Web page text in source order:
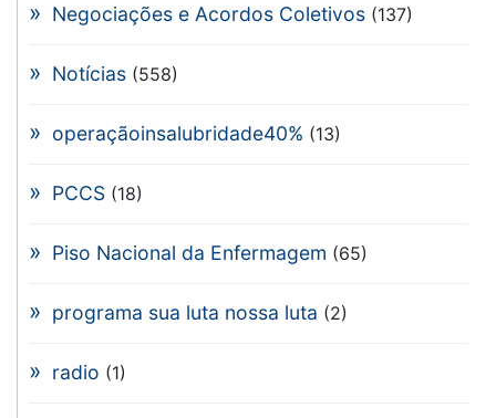
Negociações e Acordos Coletivos (137)
Notícias (558)
operaçãoinsalubridade40% (13)
PCCS (18)
Piso Nacional da Enfermagem (65)
programa sua luta nossa luta (2)
radio (1)